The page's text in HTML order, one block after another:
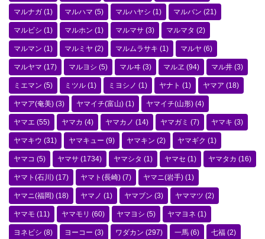
マルナガ (1) マルハマ (5) マルハヤシ (1) マルバン (21)
マルビシ (1) マルホン (1) マルマサ (3) マルマタ (2)
マルマン (1) マルミヤ (2) マルムラサキ (1) マルヤ (6)
マルヤマ (17) マルヨシ (5) マルヰ (3) マルヱ (94) マル井 (3)
ミエマン (5) ミツル (1) ミヨシノ (1) ヤナト (1) ヤマア (18)
ヤマア(奄美) (3) ヤマイチ(富山) (1) ヤマイチ(山形) (4)
ヤマエ (55) ヤマカ (4) ヤマカノ (14) ヤマガミ (7) ヤマキ (3)
ヤマキウ (31) ヤマキュー (9) ヤマキン (2) ヤマギク (1)
ヤマコ (5) ヤマサ (1734) ヤマシタ (1) ヤマセ (1) ヤマタカ (16)
ヤマト(石川) (17) ヤマト(長崎) (7) ヤマニ(岩手) (1)
ヤマニ(福岡) (18) ヤマノ (1) ヤマブン (3) ヤママツ (2)
ヤマモ (11) ヤマモリ (60) ヤマヨシ (5) ヤマヨネ (1)
ヨネビシ (8) ヨーコー (3) ワダカン (297) 一馬 (6) 七福 (2)